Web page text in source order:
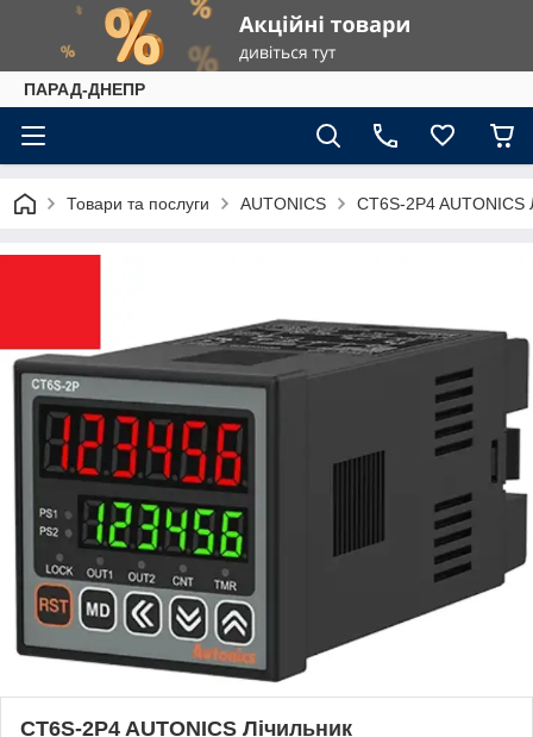
ПАРАД-ДНЕПР
Товари та послуги AUTONICS CT6S-2P4 AUTONICS
CT6S-2P4 AUTONICS Лічильник